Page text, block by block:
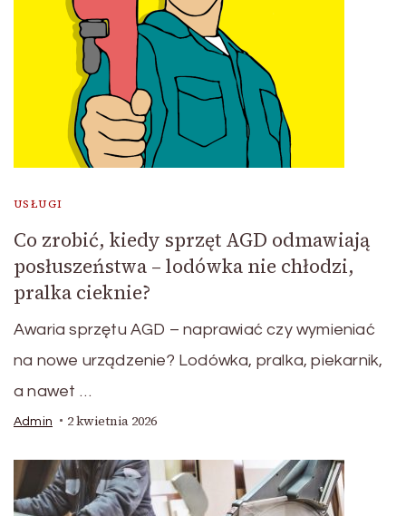
USŁUGI
Co zrobić, kiedy sprzęt AGD odmawiają
posłuszeństwa – lodówka nie chłodzi,
pralka cieknie?
Awaria sprzętu AGD – naprawiać czy wymieniać
na nowe urządzenie? Lodówka, pralka, piekarnik,
a nawet …
Admin 2 kwietnia 2026